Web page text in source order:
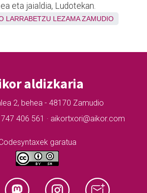
eta jaialdia, Ludotekan.
LARRABETZU LEZAMA ZAMUDIO
aldizkaria
2, behea - 48170 Zamudio
406 561 · aikortxori@aikor.com
garatua